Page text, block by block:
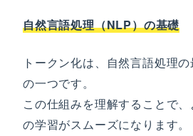
自然言語処理（NLP）の基礎
トークン化は、自然言語処理
の一つです。
この仕組みを理解することで
の学習がスムーズになります。